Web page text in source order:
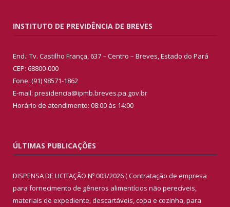
INSTITUTO DE PREVIDÊNCIA DE BREVES
End.: Tv. Castilho França, 637 – Centro – Breves, Estado do Pará
CEP: 68800-000
Fone: (91) 98571-1862
E-mail: presidencia@ipmb.breves.pa.gov.br
Horário de atendimento: 08:00 às 14:00
ÚLTIMAS PUBLICAÇÕES
DISPENSA DE LICITAÇÃO Nº 003/2026 ( Contratação de empresa
para fornecimento de gêneros alimentícios não perecíveis,
materiais de expediente, descartáveis, copa e cozinha, para